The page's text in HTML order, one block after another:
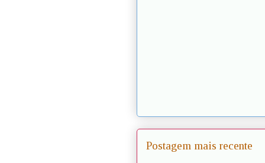
Postagem mais recente